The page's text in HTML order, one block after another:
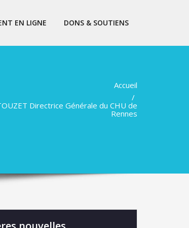
EN LIGNE DONS & SOUTIENS
Accueil
Directrice Générale du CHU de
Rennes